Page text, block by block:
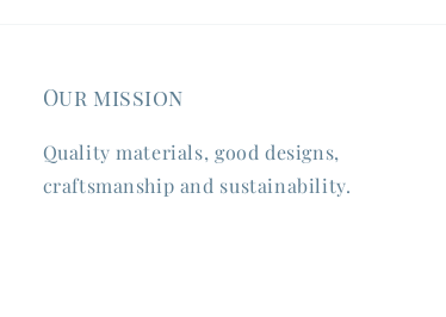
Our mission
Quality materials, good designs,
craftsmanship and sustainability.